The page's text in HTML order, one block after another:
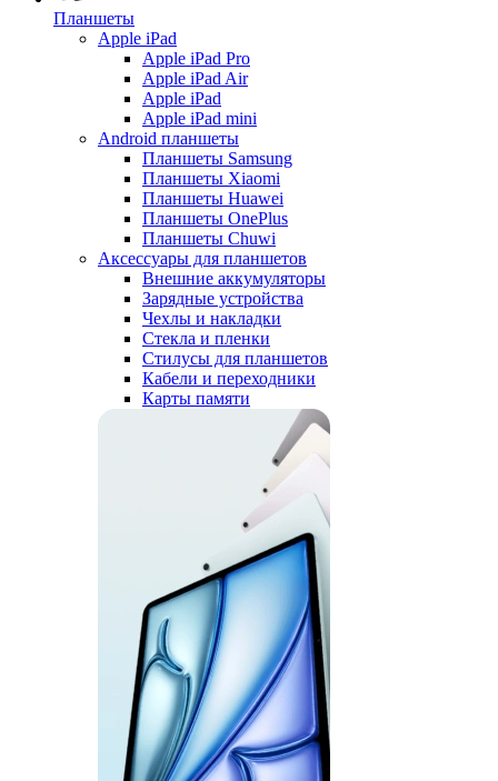
Планшеты
Apple iPad
Apple iPad Pro
Apple iPad Air
Apple iPad
Apple iPad mini
Android планшеты
Планшеты Samsung
Планшеты Xiaomi
Планшеты Huawei
Планшеты OnePlus
Планшеты Chuwi
Аксессуары для планшетов
Внешние аккумуляторы
Зарядные устройства
Чехлы и накладки
Стекла и пленки
Стилусы для планшетов
Кабели и переходники
Карты памяти